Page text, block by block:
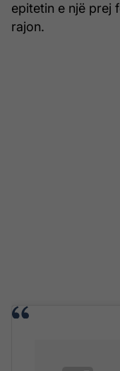
epitetin e një prej
rajon.